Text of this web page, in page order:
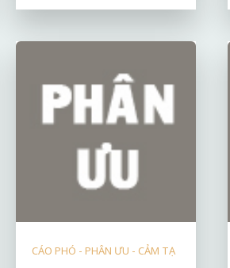
CÁO PHÓ - PHÂN ƯU - CẢM TẠ